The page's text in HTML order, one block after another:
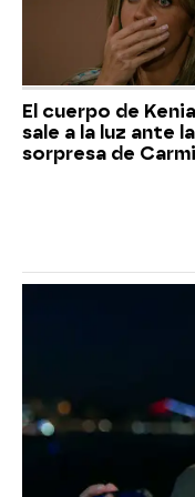
El cuerpo de Kenia
sale a la luz ante la
sorpresa de